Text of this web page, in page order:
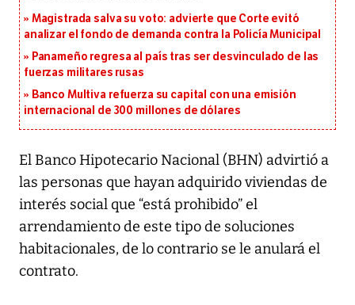
Magistrada salva su voto: advierte que Corte evitó
analizar el fondo de demanda contra la Policía Municipal
Panameño regresa al país tras ser desvinculado de las
fuerzas militares rusas
Banco Multiva refuerza su capital con una emisión
internacional de 300 millones de dólares
El Banco Hipotecario Nacional (BHN) advirtió a
las personas que hayan adquirido viviendas de
interés social que “está prohibido” el
arrendamiento de este tipo de soluciones
habitacionales, de lo contrario se le anulará el
contrato.